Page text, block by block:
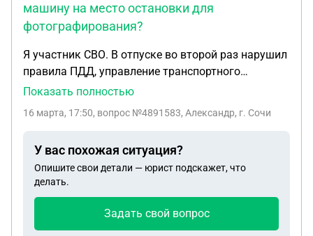
машину на место остановки для
фотографирования?
Я участник СВО. В отпуске во второй раз нарушил
правила ПДД, управление транспортного
средства в алкогольном опьянение. После
меня отпустили. Машину жена перегнала домой.
сказали что машину нужно доставить до места
где меня остановили сотрудники ДПС и
поставить так как она стояла изначально, тк
машину путём фотографии. Машину до места
Показать полностью
16 марта, 17:50, вопрос №4891583, Александр, г. Сочи
У вас похожая ситуация?
Опишите свои детали — юрист подскажет, что
делать.
Задать свой вопрос